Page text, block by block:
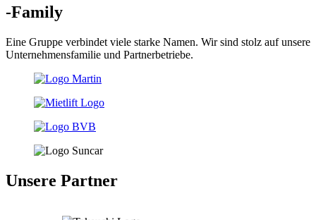
-Family
Eine Gruppe verbindet viele starke Namen. Wir sind stolz auf unsere
Unternehmensfamilie und Partnerbetriebe.
Unsere Partner